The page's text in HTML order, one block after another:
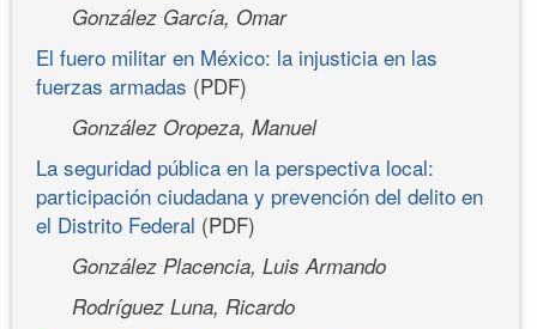
González García, Omar
El fuero militar en México: la injusticia en las
fuerzas armadas (PDF)
González Oropeza, Manuel
La seguridad pública en la perspectiva local:
participación ciudadana y prevención del delito en
el Distrito Federal (PDF)
González Placencia, Luis Armando
Rodríguez Luna, Ricardo